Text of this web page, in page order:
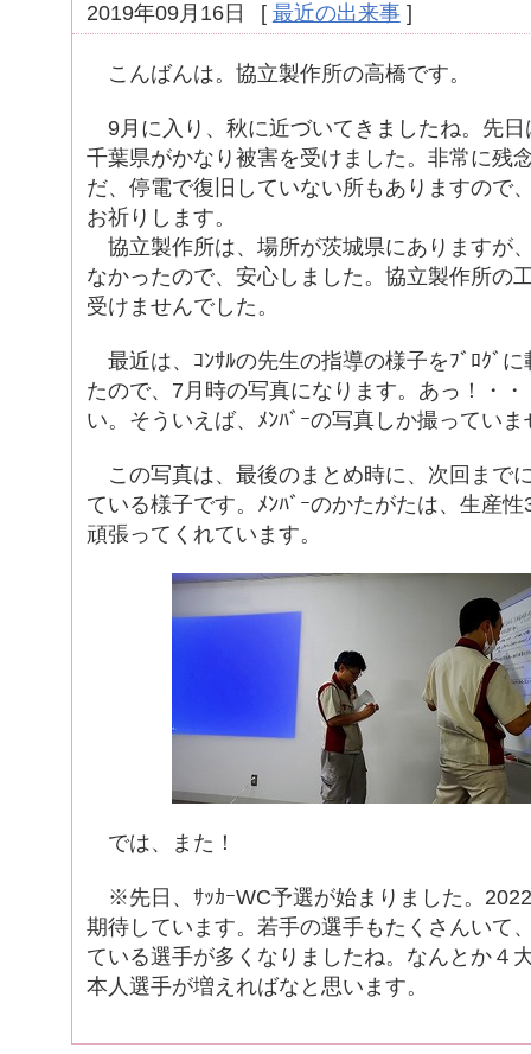
2019年09月16日 [ 最近の出来事]
こんばんは。協立製作所の高橋です。
9月に入り、秋に近づいてきましたね。先日
千葉県がかなり被害を受けました。非常に残
だ、停電で復旧していない所もありますので
お祈りします。
協立製作所は、場所が茨城県にありますが
なかったので、安心しました。協立製作所の
受けませんでした。
最近は、ｺﾝｻﾙの先生の指導の様子をﾌﾞﾛｸﾞ
たので、7月時の写真になります。あっ！・
い。そういえば、ﾒﾝﾊﾞｰの写真しか撮ってい
この写真は、最後のまとめ時に、次回まで
ている様子です。ﾒﾝﾊﾞｰのかたがたは、生産
頑張ってくれています。
では、また！
※先日、ｻｯｶｰWC予選が始まりました。
期待しています。若手の選手もたくさんいて
ている選手が多くなりましたね。なんとか４
本人選手が増えればなと思います。